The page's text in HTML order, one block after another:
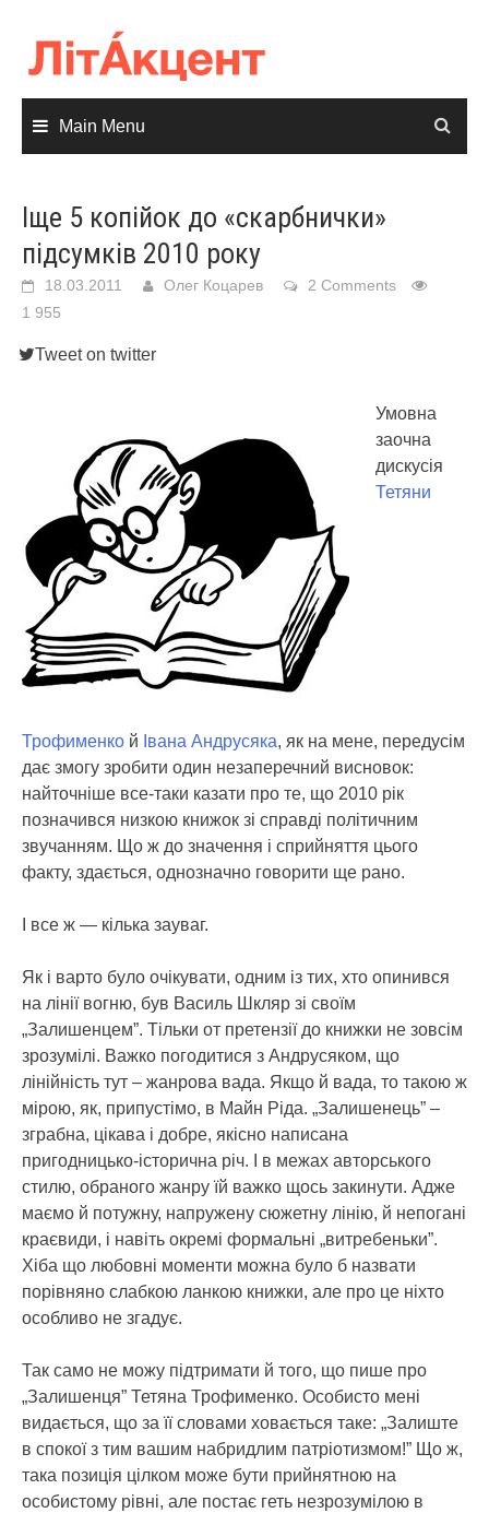
content
Main Menu
Іще 5 копійок до «скарбнички»
підсумків 2010 року
18.03.2011 Олег Коцарев
2 Comments
1 955
Tweet on twitter
Умовна
заочна
дискусія
Тетяни
Трофименко й Івана Андрусяка, як на мене, передусім
дає змогу зробити один незаперечний висновок:
найточніше все-таки казати про те, що 2010 рік
позначився низкою книжок зі справді політичним
звучанням. Що ж до значення і сприйняття цього
факту, здається, однозначно говорити ще рано.
І все ж — кілька зауваг.
Як і варто було очікувати, одним із тих, хто опинився
на лінії вогню, був Василь Шкляр зі своїм
„Залишенцем”. Тільки от претензії до книжки не зовсім
зрозумілі. Важко погодитися з Андрусяком, що
лінійність тут – жанрова вада. Якщо й вада, то такою ж
мірою, як, припустімо, в Майн Ріда. „Залишенець” –
зграбна, цікава і добре, якісно написана
пригодницько-історична річ. І в межах авторського
стилю, обраного жанру їй важко щось закинути. Адже
маємо й потужну, напружену сюжетну лінію, й непогані
краєвиди, і навіть окремі формальні „витребеньки”.
Хіба що любовні моменти можна було б назвати
порівняно слабкою ланкою книжки, але про це ніхто
особливо не згадує.
Так само не можу підтримати й того, що пише про
„Залишенця” Тетяна Трофименко. Особисто мені
видається, що за її словами ховається таке: „Залиште
в спокої з тим вашим набридлим патріотизмом!” Що ж,
така позиція цілком може бути прийнятною на
особистому рівні, але постає геть незрозумілою в